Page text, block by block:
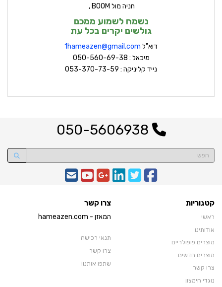
חניה מול BOOM ,
נשמח לשמוע ממכם
גולשים יקרים בכל עת
דוא"ל 1 hameazen@gmail.com
מיכאל : 050-560-69-38
נייד קליניקה : 053-370-73-59
קטגוריות
ראשי
אודותינו
מוצרים פופולריים
מוצרים חדשים
צרו קשר
נוגדי חימצון
צרו קשר
המאזן - hameazen.com
תנאי רכישה
צרו קשר
שתפו אותנו!